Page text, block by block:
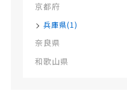
京都府
兵庫県(1)
奈良県
和歌山県